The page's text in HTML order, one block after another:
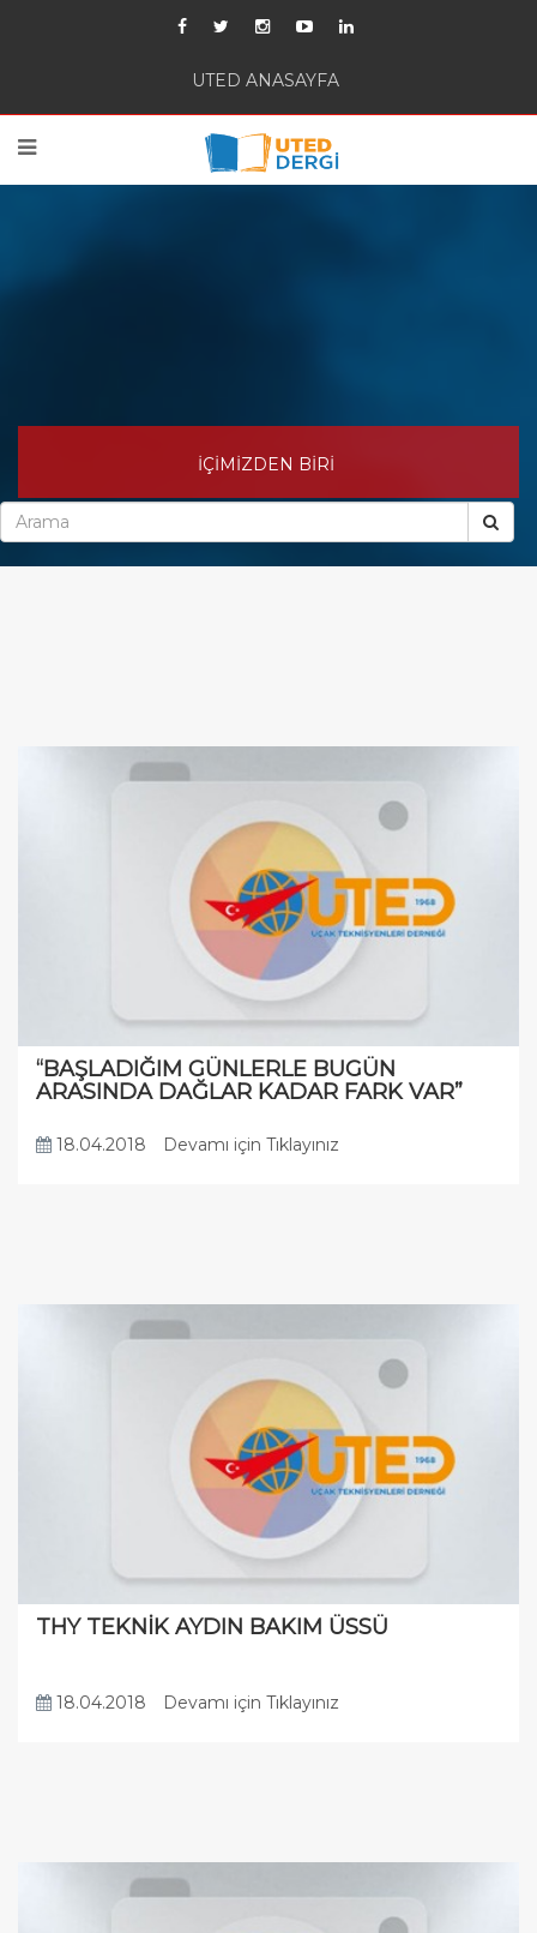
UTED ANASAYFA
İÇİMİZDEN BİRİ
“BAŞLADIĞIM GÜNLERLE BUGÜN
ARASINDA DAĞLAR KADAR FARK VAR”
18.04.2018 Devamı için Tıklayınız
THY TEKNİK AYDIN BAKIM ÜSSÜ
18.04.2018 Devamı için Tıklayınız